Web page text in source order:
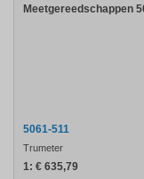
Meetgereedschappen
5061-511
Trumeter
1: € 635,79